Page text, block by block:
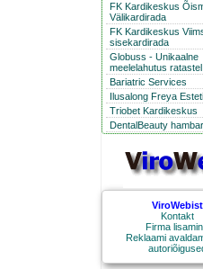
FK Kardikeskus
Välikardirada
FK Kardikeskus
sisekardirada
Globuss - Unikaalne
meelelahutus ratastel
Bariatric Services
Ilusalong Freya
Triobet Kardikeskus
DentalBeauty
ViroWebist
Kontakt
Firma
Reklaami